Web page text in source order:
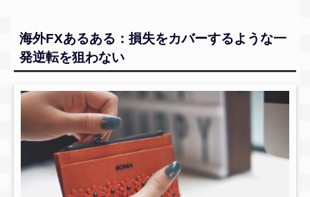
海外FXあるある：損失をカバーするような一
発逆転を狙わない